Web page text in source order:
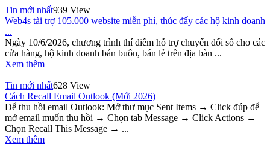
Tin mới nhất939 View
Web4s tài trợ 105.000 website miễn phí, thúc đẩy các hộ kinh doanh
...
Ngày 10/6/2026, chương trình thí điểm hỗ trợ chuyển đổi số cho các
cửa hàng, hộ kinh doanh bán buôn, bán lẻ trên địa bàn ...
Xem thêm
Tin mới nhất628 View
Cách Recall Email Outlook (Mới 2026)
Để thu hồi email Outlook: Mở thư mục Sent Items → Click đúp để
mở email muốn thu hồi → Chọn tab Message → Click Actions →
Chọn Recall This Message → ...
Xem thêm